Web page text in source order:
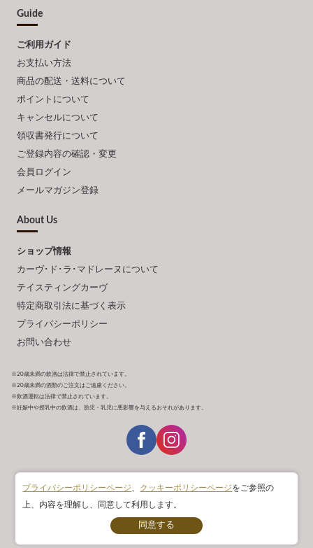
Guide
ご利用ガイド
お支払い方法
商品の配送・送料について
ポイントについて
キャンセルについて
領収書発行について
ご登録内容の確認・変更
会員ログイン
メールマガジン登録
About Us
ショップ情報
カーヴ･ド･ラ･マドレーヌについて
テイスティングカーヴ
特定商取引法に基づく表示
プライバシーポリシー
お問い合わせ
※20歳未満の飲酒は法律で禁止されています。
※20歳未満の酒類のご注文はご遠慮ください。
※飲酒運転は法律で禁止されています。
※妊娠中や授乳中の飲酒は、胎児・乳児に悪影響を与えるおそれがあります。
Copyright © ACADEMIE DU VIN All rights reserved.
プライバシーポリシーページ クッキーポリシーページをご参照の
上、内容を理解し、同意して利用します。